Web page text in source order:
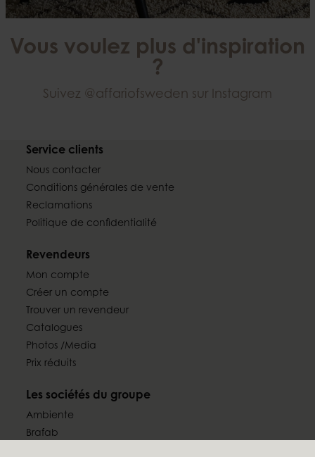
Vous voulez plus d'inspiration
?
Suivez @affariofsweden sur Instagram
Service clients
Nous contacter
Conditions générales de vente
Reclamations
Politique de confidentialité
Revendeurs
Mon compte
Créer un compte
Trouver un revendeur
Catalogues
Photos /Media
Prix réduits
Les sociétés du groupe
Ambiente
Brafab